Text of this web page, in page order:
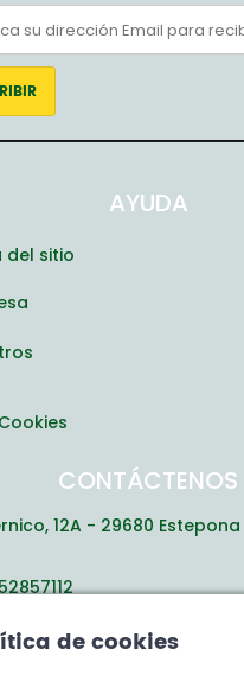
AYUDA
del sitio
CONTÁCTENOS
12A - 29680 Estepona
de cookies